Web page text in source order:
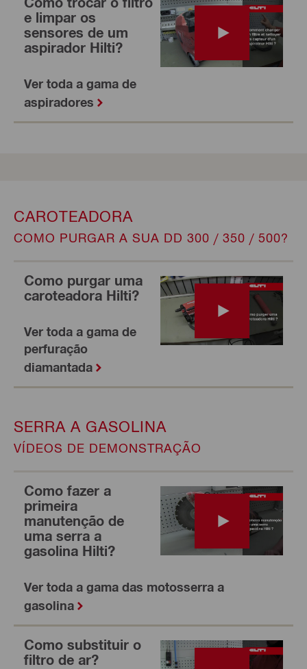
e limpar os
sensores de um
aspirador Hilti?
Ver toda a gama de
aspiradores
CAROTEADORA
COMO PURGAR A SUA DD 300 / 350 / 500?
Como purgar uma
caroteadora Hilti?
Ver toda a gama de
perfuração
diamantada
SERRA A GASOLINA
VÍDEOS DE DEMONSTRAÇÃO
Como fazer a
primeira
manutenção de
uma serra a
gasolina Hilti?
Ver toda a gama das motosserra a
gasolina
Como substituir o
filtro de ar?